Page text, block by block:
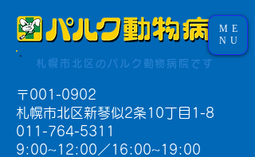
札幌市北区のパルク動物病院です
〒001-0902
札幌市北区新琴似2条10丁目1-8
011-764-5311
9:00~12:00／16:00~19:00​
ME
NU